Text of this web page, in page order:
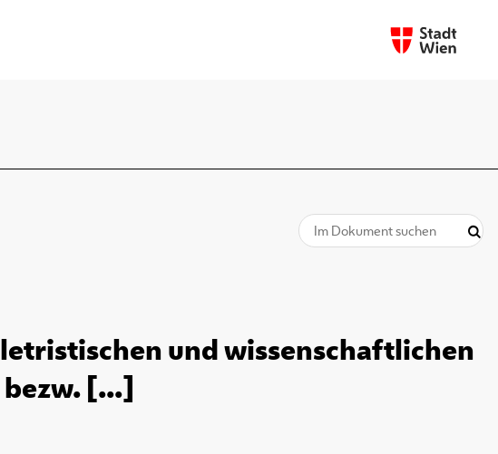
und wissenschaftlichen
[...]